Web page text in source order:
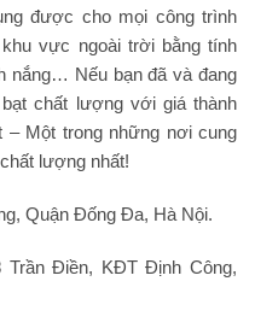
được cho mọi công trình
vực ngoài trời bằng tính
nắng… Nếu bạn đã và đang
chất lượng với giá thành
– Một trong những nơi cung
lượng nhất!
Quận Đống Đa, Hà Nội.
Trần Điền, KĐT Định Công,